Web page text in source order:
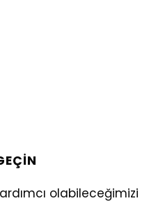
olabileceğimizi